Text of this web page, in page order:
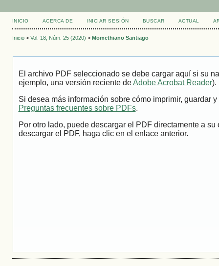
INICIO ACERCA DE INICIAR SESIÓN BUSCAR ACTUAL
Inicio> Vol. 18, Núm. 25 (2020) > Momethiano Santiago
El archivo PDF seleccionado se debe cargar aquí si su
ejemplo, una versión reciente deAdobe Acrobat Reader).
Si desea más información sobre cómo imprimir, guardar
Preguntas frecuentes sobre PDFs.
Por otro lado, puede descargar el PDF directamente a
descargar el PDF, haga clic en el enlace anterior.